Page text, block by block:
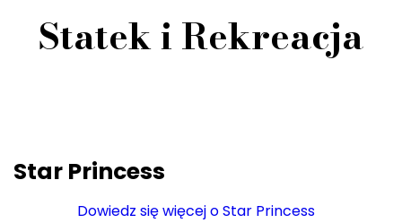
Statek i Rekreacja
Star Princess
Dowiedz się więcej o Star Princess